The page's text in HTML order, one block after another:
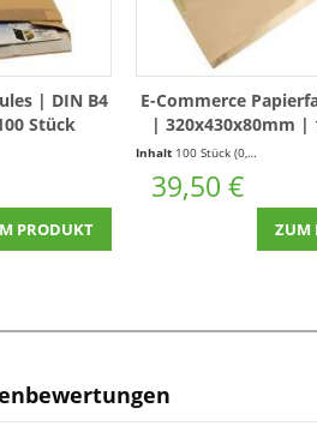
| DIN B4
Stück
PRODUKT
E-Commerce
| 320x430x80mm |
Inhalt 100 Stück(0,40 € * / 1 Stück)
39,50 €
ZUM